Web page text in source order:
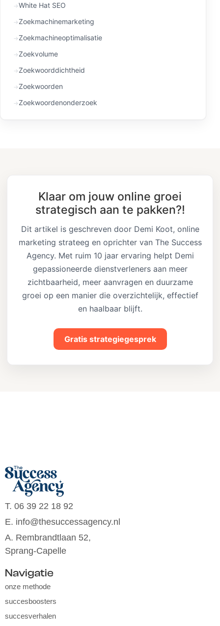
White Hat SEO
Zoekmachinemarketing
Zoekmachineoptimalisatie
Zoekvolume
Zoekwoorddichtheid
Zoekwoorden
Zoekwoordenonderzoek
Klaar om jouw online groei
strategisch aan te pakken?!
Dit artikel is geschreven door Demi Koot, online
marketing strateeg en oprichter van The Success
Agency. Met ruim 10 jaar ervaring helpt Demi
gepassioneerde dienstverleners aan meer
zichtbaarheid, meer aanvragen en duurzame
groei op een manier die overzichtelijk, effectief
en haalbaar blijft.
Gratis strategiegesprek
T. 06 39 22 18 92
E. info@thesuccessagency.nl
A. Rembrandtlaan 52,
Sprang-Capelle
Navigatie
onze methode
succesboosters
succesverhalen